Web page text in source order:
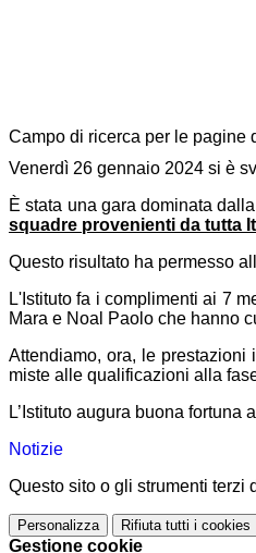
Campo di ricerca per le pagine
Venerdì 26 gennaio 2024 si è
È stata una gara dominata
squadre provenienti da tutta
Questo risultato ha permesso
L'Istituto fa i complimenti ai 7
Mara e Noal Paolo che hanno
Attendiamo, ora, le
miste alle qualificazioni alla
L’Istituto augura buona fortuna
Notizie
Questo sito o gli strumenti
Personalizza Rifiuta tutti i cookies
Gestione cookie